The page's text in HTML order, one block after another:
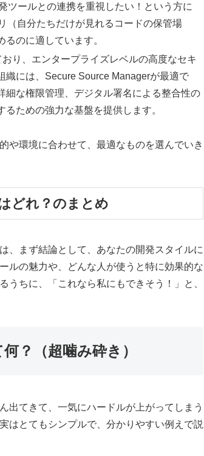
ツールとの連携を重視したい！という方に
（自分たちだけが見れるコードの保管場
のに適しています。
り、エンタープライズレベルの高度なセキ
織には、Secure Source Managerが最適で
な権限管理、デジタル署名による整合性の
ための強力な基盤を提供します。
や環境に合わせて、最適なものを選んでいき
どれ？のまとめ
、まず結論として、あなたの開発スタイルに
ルの魅力や、どんな人が使うと特に効果的な
ちに、「これなら私にもできそう！」と、
？（超噛み砕き）
出てきて、一気にハードルが上がってしまう
はとてもシンプルで、分かりやすい例えで説